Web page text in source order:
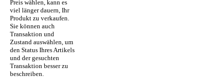
Preis wählen, kann es
viel länger dauern, Ihr
Produkt zu verkaufen.
Sie können auch
Transaktion und
Zustand auswählen, um
den Status Ihres Artikels
und der gesuchten
Transaktion besser zu
beschreiben.